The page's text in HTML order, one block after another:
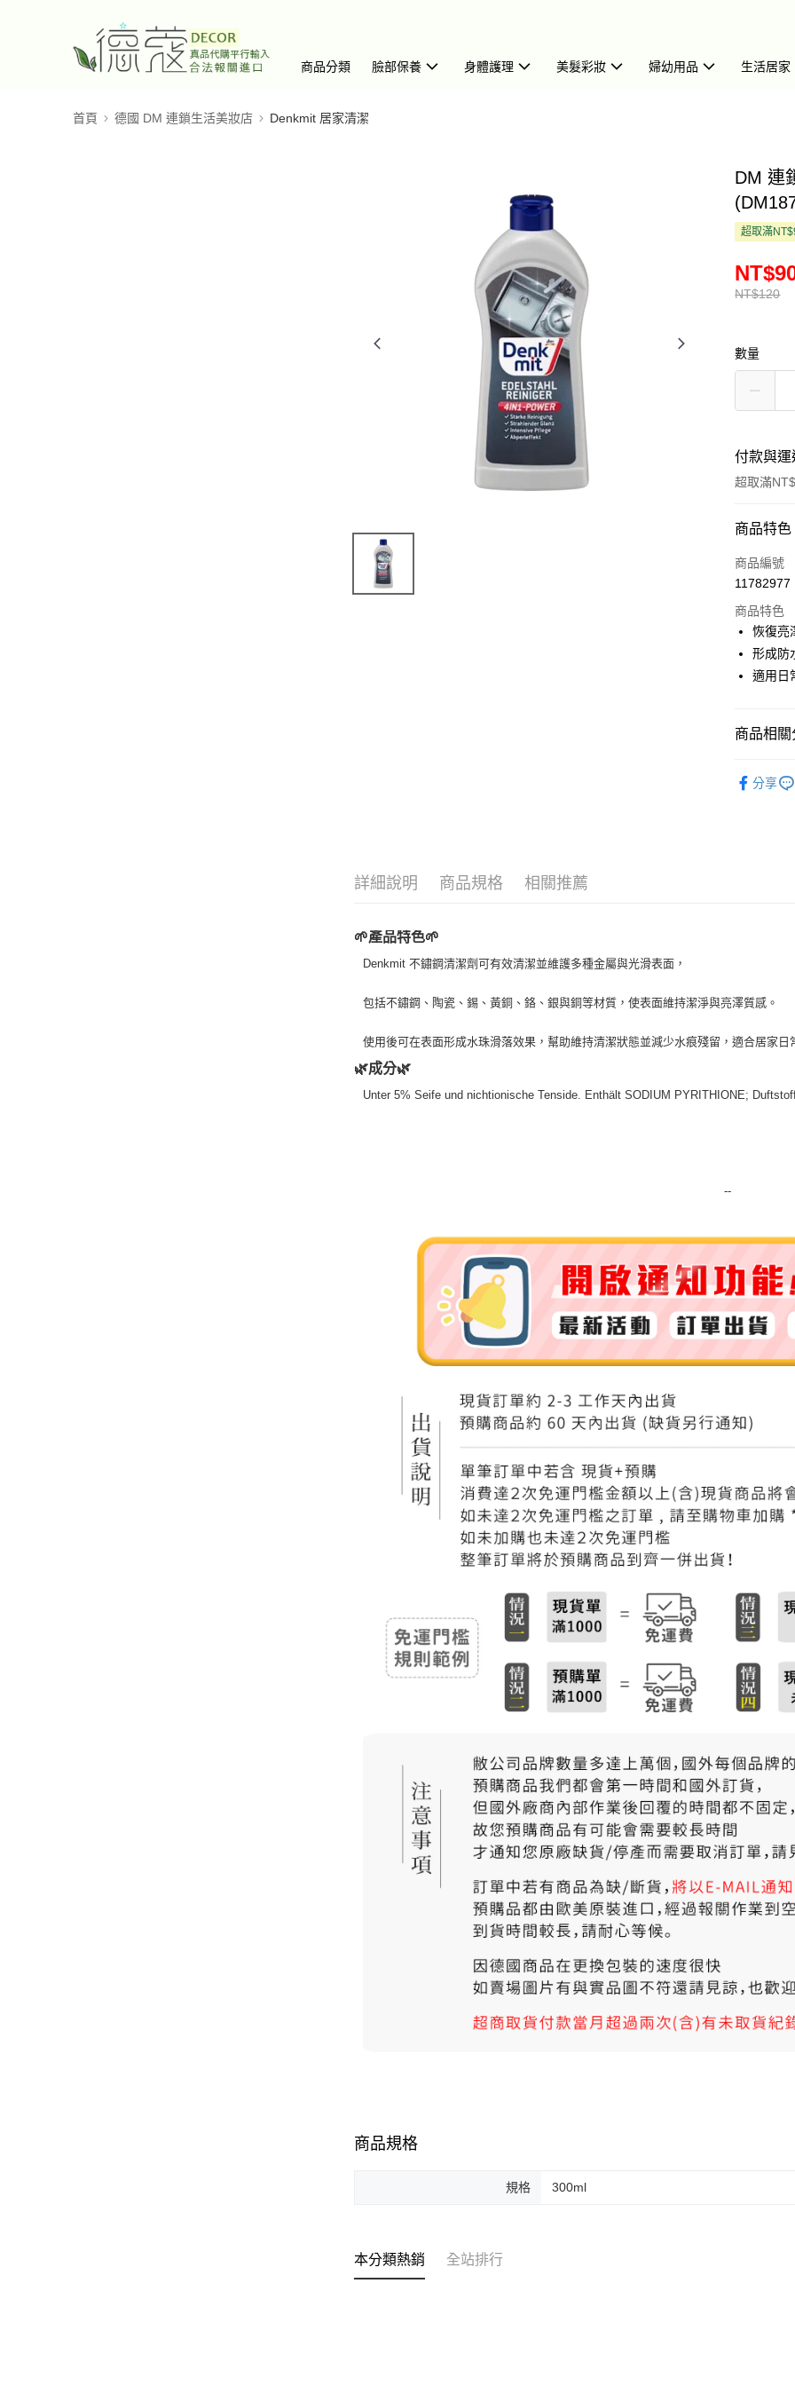
商品分類 臉部保養 身體護理 美髮彩妝 婦幼用品 生活居家
首頁 德國 DM 連鎖生活美妝店 Denkmit 居家清潔
DM 連
超取滿
NT$120
數量
付款與
超取滿
付款方式
信用卡一
LINE Pay
Apple Pay
悠遊付
ATM付款
7-11取貨
7-11純取
免運費
商品特色
商品編號
11782977
商品特色
恢復亮
形成防
適用日
商品相關
分享
詳細說明 商品規格 相關推薦
🌱產品特色🌱
Denkmit 不鏽鋼清潔劑可有效清潔並維護多種金屬與光滑表面，
包括不鏽鋼、陶瓷、錫、黃銅、鉻、銀與銅等材質，使表面維持潔淨與亮澤質感。
使用後可在表面形成水珠滑落效果，幫助維持清潔狀態並減少水痕殘留，適合居家日
🌿成分🌿
Unter 5% Seife und nichtionische Tenside. Enthält SODIUM PYRITHIONE;
--
商品規格
規格 300ml
本分類熱銷 全站排行